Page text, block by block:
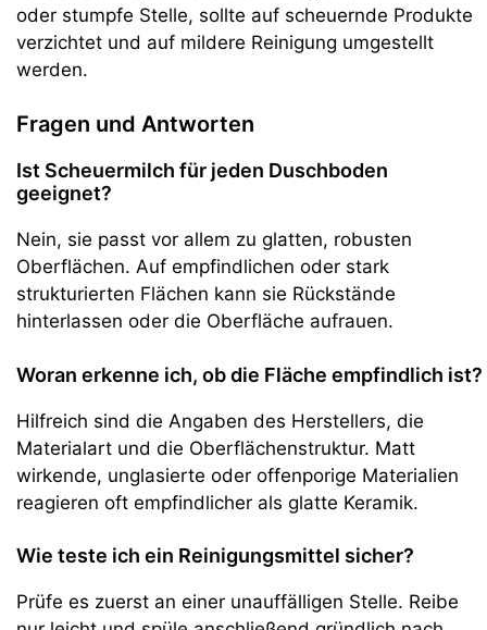
oder stumpfe Stelle, sollte auf scheuernde Produkte
verzichtet und auf mildere Reinigung umgestellt
werden.
Fragen und Antworten
Ist Scheuermilch für jeden Duschboden
geeignet?
Nein, sie passt vor allem zu glatten, robusten
Oberflächen. Auf empfindlichen oder stark
strukturierten Flächen kann sie Rückstände
hinterlassen oder die Oberfläche aufrauen.
Woran erkenne ich, ob die Fläche empfindlich ist?
Hilfreich sind die Angaben des Herstellers, die
Materialart und die Oberflächenstruktur. Matt
wirkende, unglasierte oder offenporige Materialien
reagieren oft empfindlicher als glatte Keramik.
Wie teste ich ein Reinigungsmittel sicher?
Prüfe es zuerst an einer unauffälligen Stelle. Reibe